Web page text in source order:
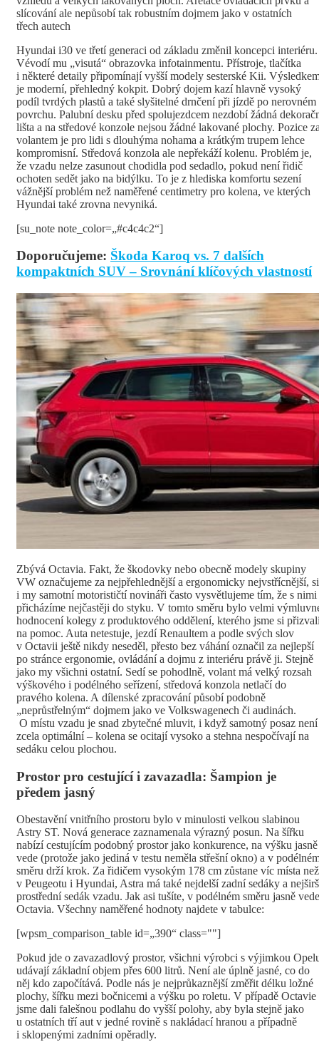
slícování ale nepůsobí tak robustním dojmem jako v ostatních
třech autech
Hyundai i30 ve třetí generaci od základu změnil koncepci interiéru.
Vévodí mu „visutá“ obrazovka infotainmentu. Přístroje, tlačítka
i některé detaily připomínají vyšší modely sesterské Kii.
je moderní, přehledný kokpit. Dobrý dojem kazí hlavně vysoký
podíl tvrdých plastů a také slyšitelné drnčení při jízdě po nerovném
povrchu. Palubní desku před spolujezdcem nezdobí žádná
lišta a na středové konzole nejsou žádné lakované plochy. Pozice
volantem je pro lidi s dlouhýma nohama a krátkým trupem lehce
kompromisní. Středová konzola ale nepřekáží kolenu. Problém je,
že vzadu nelze zasunout chodidla pod sedadlo, pokud není řidič
ochoten sedět jako na bidýlku. To je z hlediska komfortu sezení
vážnější problém než naměřené centimetry pro kolena, ve kterých
Hyundai také zrovna nevyniká.
[su_note note_color=„#c4c4c2“]
Doporučujeme: Škoda Karoq vs. 7 dalších
kompaktních SUV – Srovnání klíčových vlastností
Zbývá Octavia. Fakt, že škodovky nebo obecně modely skupiny
VW označujeme za nejpřehlednější a ergonomicky nejvstřícnější, si
i my samotní motorističtí novináři často vysvětlujeme tím, že s nimi
přicházíme nejčastěji do styku. V tomto směru bylo velmi
hodnocení kolegy z produktového oddělení, kterého jsme si
na pomoc. Auta netestuje, jezdí Renaultem a podle svých slov
v Octavii ještě nikdy neseděl, přesto bez váhání označil za nejlepší
po stránce ergonomie, ovládání a dojmu z interiéru právě ji. Stejně
jako my všichni ostatní. Sedí se pohodlně, volant má velký rozsah
výškového i podélného seřízení, středová konzola netlačí do
pravého kolena. A dílenské zpracování působí podobně
„neprůstřelným“ dojmem jako ve Volkswagenech či audinách.
O místu vzadu je snad zbytečné mluvit, i když samotný posaz není
zcela optimální – kolena se ocitají vysoko a stehna nespočívají na
sedáku celou plochou.
Prostor pro cestující i zavazadla: Šampion je
předem jasný
Obestavění vnitřního prostoru bylo v minulosti velkou slabinou
Astry ST. Nová generace zaznamenala výrazný posun. Na šířku
nabízí cestujícím podobný prostor jako konkurence, na výšku jasně
vede (protože jako jediná v testu neměla střešní okno) a v
směru drží krok. Za řidičem vysokým 178 cm zůstane víc místa než
v Peugeotu i Hyundai, Astra má také nejdelší zadní sedáky a
prostřední sedák vzadu. Jak asi tušíte, v podélném směru jasně vede
Octavia. Všechny naměřené hodnoty najdete v tabulce:
[wpsm_comparison_table id=„390“ class=""]
Pokud jde o zavazadlový prostor, všichni výrobci s výjimkou
udávají základní objem přes 600 litrů. Není ale úplně jasné, co do
něj kdo započítává. Podle nás je nejprůkaznější změřit délku ložné
plochy, šířku mezi bočnicemi a výšku po roletu. V případě Octavie
jsme dali falešnou podlahu do vyšší polohy, aby byla stejně jako
u ostatních tří aut v jedné rovině s nakládací hranou a případně
i sklopenými zadními opěradly.